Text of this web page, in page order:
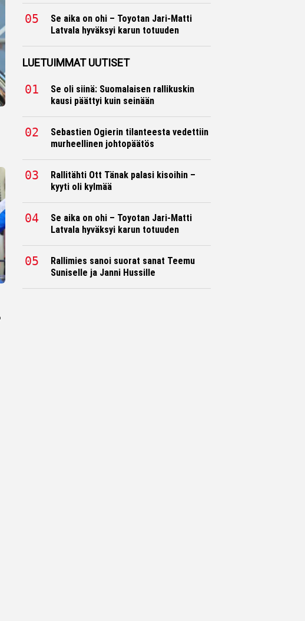
Se aika on ohi – Toyotan Jari-Matti
Latvala hyväksyi karun totuuden
LUETUIMMAT UUTISET
Se oli siinä: Suomalaisen rallikuskin
kausi päättyi kuin seinään
Sebastien Ogierin tilanteesta vedettiin
murheellinen johtopäätös
Rallitähti Ott Tänak palasi kisoihin –
kyyti oli kylmää
Se aika on ohi – Toyotan Jari-Matti
Latvala hyväksyi karun totuuden
Rallimies sanoi suorat sanat Teemu
Suniselle ja Janni Hussille